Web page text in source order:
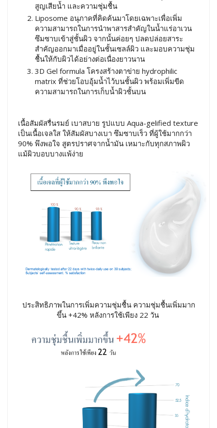
สูญเสียน้ำ และความชุ่มชื้น
Liposome อนุภาคที่คิดค้นมาโดยเฉพาะเพื่อเพิ่ม
ความสามารถในการนำพาสารสำคัญในน้ำแร่อาเวน
ซึมซาบเข้าสู่ชั้นผิว จากนั้นค่อยๆ ปลดปล่อยสาระ
สำคัญออกมาเมื่ออยู่ในชั้นเซลล์ผิว และมอบความชุ่ม
ชื้นให้กับผิวได้อย่างต่อเนื่องยาวนาน
3D Gel formula โครงสร้างตาข่าย hydrophilic
matrix ที่ช่วยโอบอุ้มน้ำไว้บนชั้นผิว พร้อมเพิ่มขีด
ความสามารถในการเก็บน้ำผิวชั้นบน
เนื้อสัมผัสรื่นรมย์ เบาสบาย รูปแบบ Aqua-gelified texture
เป็นเนื้อเจลใส ให้สัมผัสบางเบา ซึมซาบเร็ว ที่ผู้ใช้มากกว่า
90% พึงพอใจ สูตรปราศจากน้ำมัน เหมาะกับทุกสภาพผิว
แม้ผิวบอบบางแพ้ง่าย
ประสิทธิภาพในการเพิ่มความชุ่มชื้น ความชุ่มชื้นเพิ่มมาก
ขึ้น +42% หลังการใช้เพียง 22 วัน